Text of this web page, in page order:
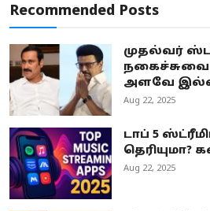
Recommended Posts
முதல்வர்
நகைச்சுவை
அளவே
Aug 22, 2025
டாப் 5
தெரியுமா?
Aug 22, 2025